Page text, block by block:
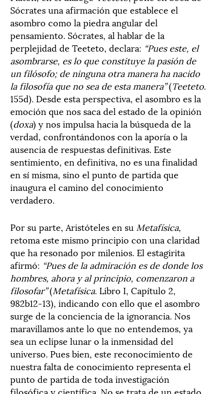
Sócrates una afirmación que establece el
asombro como la piedra angular del
pensamiento. Sócrates, al hablar de la
perplejidad de Teeteto, declara: “Pues este, el
asombrarse, es lo que constituye la pasión de
un filósofo; de ninguna otra manera ha nacido
la filosofía que no sea de esta manera”(Teeteto.
155d). Desde esta perspectiva, el asombro es la
emoción que nos saca del estado de la opinión
(doxa) y nos impulsa hacia la búsqueda de la
verdad, confrontándonos con la aporía o la
ausencia de respuestas definitivas. Este
sentimiento, en definitiva, no es una finalidad
en sí misma, sino el punto de partida que
inaugura el camino del conocimiento
verdadero.
Por su parte, Aristóteles en su Metafísica,
retoma este mismo principio con una claridad
que ha resonado por milenios. El estagirita
afirmó: “Pues de la admiración es de donde los
hombres, ahora y al principio, comenzaron a
filosofar”(Metafísica. Libro I, Capítulo 2,
982b12-13), indicando con ello que el asombro
surge de la conciencia de la ignorancia. Nos
maravillamos ante lo que no entendemos, ya
sea un eclipse lunar o la inmensidad del
universo. Pues bien, este reconocimiento de
nuestra falta de conocimiento representa el
punto de partida de toda investigación
filosófica y científica. No se trata de un estado